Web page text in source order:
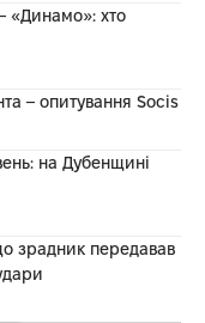
«Динамо»: хто
– опитування Socis
на Дубенщині
зрадник передавав